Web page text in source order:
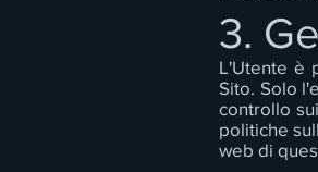
3.
L'Utente è
Sito. Solo
controllo
politiche
web di